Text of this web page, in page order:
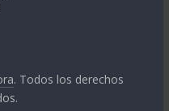
. Todos los derechos